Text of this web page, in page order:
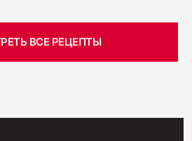
ВСЕ РЕЦЕПТЫ